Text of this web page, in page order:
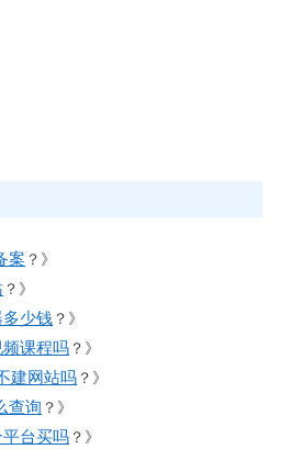
案 ？》
？》
少钱 ？》
课程吗 ？》
建网站吗 ？》
查询 ？》
台买吗 ？》